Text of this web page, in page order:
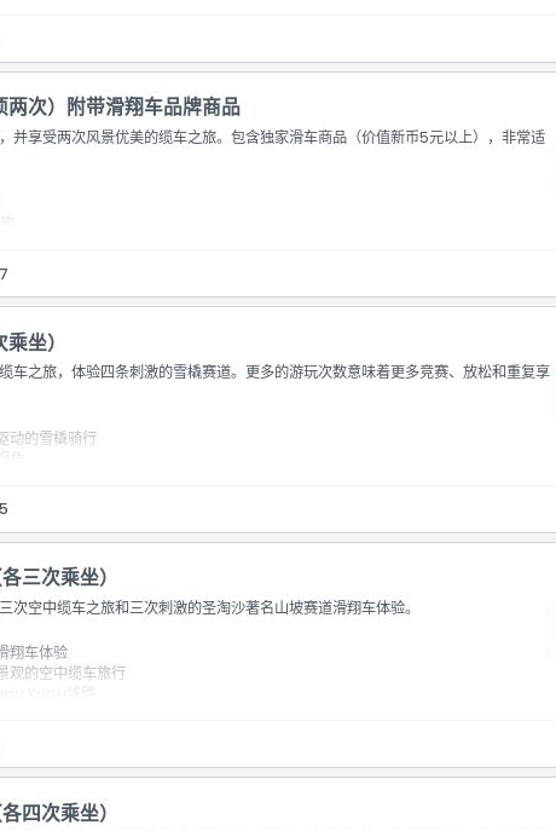
次）附带滑翔车品牌商品
并享受两次风景优美的缆车之旅。包含独家滑车商品（价值新币5元以上），非常适
任一赛道
坐）
车之旅，体验四条刺激的雪橇赛道。更多的游玩次数意味着更多竞赛、放松和重复享
动的雪橇骑行
三次乘坐）
次空中缆车之旅和三次刺激的圣淘沙著名山坡赛道滑翔车体验。
翔车体验
观的空中缆车旅行
Kupu线路
明
四次乘坐）